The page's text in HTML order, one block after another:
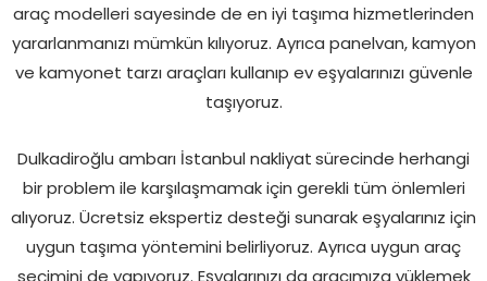
araç modelleri sayesinde de en iyi taşıma hizmetlerinden
yararlanmanızı mümkün kılıyoruz. Ayrıca panelvan, kamyon
ve kamyonet tarzı araçları kullanıp ev eşyalarınızı güvenle
taşıyoruz.
Dulkadiroğlu ambarı İstanbul nakliyatsürecinde herhangi
bir problem ile karşılaşmamak için gerekli tüm önlemleri
alıyoruz. Ücretsiz ekspertiz desteği sunarak eşyalarınız için
uygun taşıma yöntemini belirliyoruz. Ayrıca uygun araç
seçimini de yapıyoruz. Eşyalarınızı da aracımıza yüklemek